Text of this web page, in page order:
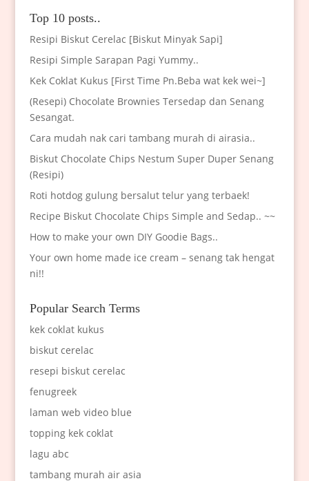
Top 10 posts..
Resipi Biskut Cerelac [Biskut Minyak Sapi]
Resipi Simple Sarapan Pagi Yummy..
Kek Coklat Kukus [First Time Pn.Beba wat kek wei~]
(Resepi) Chocolate Brownies Tersedap dan Senang
Sesangat.
Cara mudah nak cari tambang murah di airasia..
Biskut Chocolate Chips Nestum Super Duper Senang
(Resipi)
Roti hotdog gulung bersalut telur yang terbaek!
Recipe Biskut Chocolate Chips Simple and Sedap.. ~~
How to make your own DIY Goodie Bags..
Your own home made ice cream – senang tak hengat
ni!!
Popular Search Terms
kek coklat kukus
biskut cerelac
resepi biskut cerelac
fenugreek
laman web video blue
topping kek coklat
lagu abc
tambang murah air asia